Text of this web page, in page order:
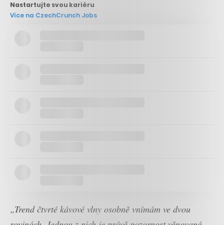
Nastartujte svou kariéru
Více na CzechCrunch Jobs
„Trend čtvrté kávové vlny osobně vnímám ve dvou